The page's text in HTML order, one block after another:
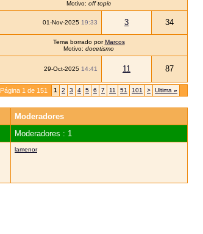
Motivo: off topic
01-Nov-2025 19:33 3 34
Tema borrado porMarcos
Motivo: docetismo
29-Oct-2025 14:41 11 87
Página 1 de 151 1 2 3 4 5 6 7 11 51 101 > Ultima »
Moderadores
Moderadores : 1
lamenor